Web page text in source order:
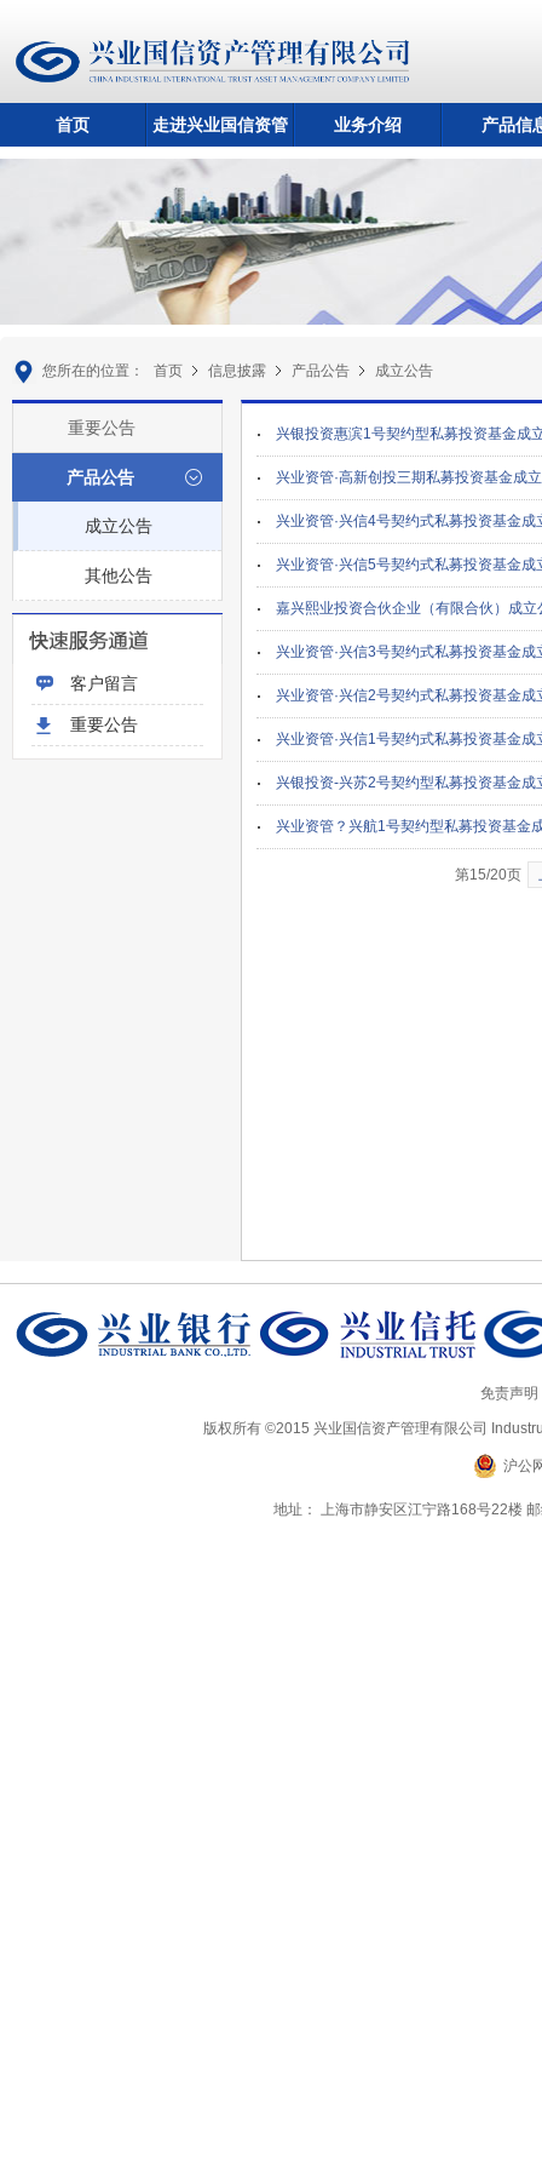
首页 走进兴业国信资管 业务介绍 产品信
您所在的位置： 首页 信息披露 产品公告 成立公告
重要公告
产品公告
成立公告
其他公告
客户留言
重要公告
兴银投资惠滨1号契约型私募投资基金成
兴业资管·高新创投三期私募投资基金成
兴业资管·兴信4号契约式私募投资基金成
兴业资管·兴信5号契约式私募投资基金成
嘉兴熙业投资合伙企业（有限合伙）成立
兴业资管·兴信3号契约式私募投资基金成
兴业资管·兴信2号契约式私募投资基金成
兴业资管·兴信1号契约式私募投资基金成
兴银投资-兴苏2号契约型私募投资基金成
兴业资管？兴航1号契约型私募投资基金
第15/20页
免责声明
版权所有 ©2015 兴业国信资产管理有限公司
沪公
地址： 上海市静安区江宁路168号22楼